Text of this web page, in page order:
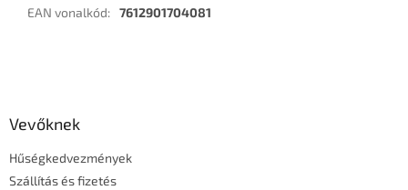
EAN vonalkód: 7612901704081
Vevőknek
Hűségkedvezmények
Szállítás és fizetés